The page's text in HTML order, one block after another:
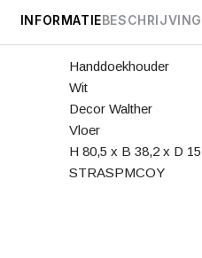
INFORMATIEBESCHRIJVING
Handdoekhouder
Wit
Decor Walther
Vloer
H 80,5 x B 38,2 x D
STRASPMCOY